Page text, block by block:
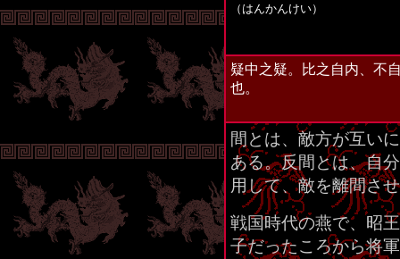
（はんかんけい）
疑中之疑。比之自内、不
也。
間とは、敵方が互い
ある。反間とは、自
用して、敵を離間さ
戦国時代の燕で、昭
子だったころから将